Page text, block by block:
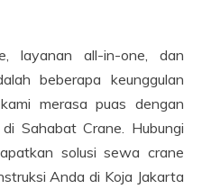
layanan all-in-one, dan
beberapa keunggulan
merasa puas dengan
Sahabat Crane. Hubungi
solusi sewa crane
Anda di Koja Jakarta